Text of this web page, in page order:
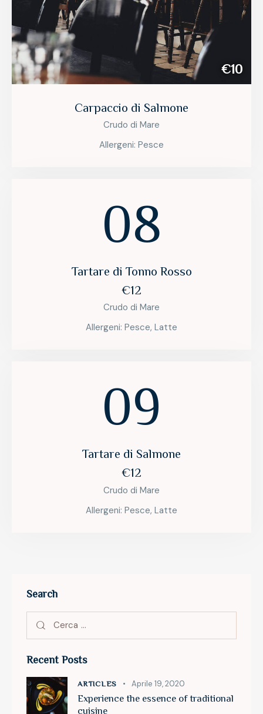
€10
Carpaccio di Salmone
Crudo di Mare
Allergeni: Pesce
08
Tartare di Tonno Rosso
€12
Crudo di Mare
Allergeni: Pesce, Latte
09
Tartare di Salmone
€12
Crudo di Mare
Allergeni: Pesce, Latte
Search
Recent Posts
ARTICLES
Aprile 19, 2020
Experience the essence of traditional
cuisine